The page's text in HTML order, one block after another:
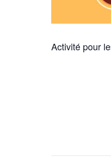
Activité pour